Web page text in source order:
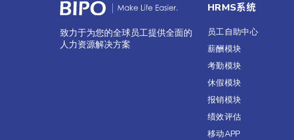
致力于为您的全球员工提供全面的
人力资源解决方案
HRMS系统
员工自助中心
薪酬模块
考勤模块
休假模块
报销模块
绩效评估​
移动APP